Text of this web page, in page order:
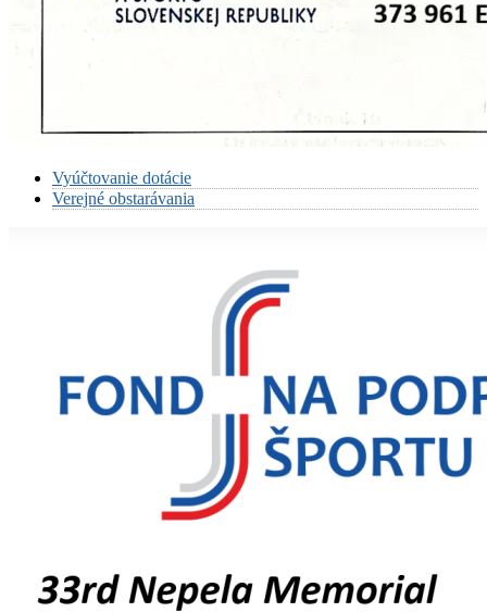
Vyúčtovanie dotácie
Verejné obstarávania